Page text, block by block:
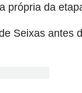
própria da
Seixas antes